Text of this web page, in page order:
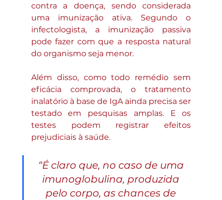
contra a doença, sendo considerada
uma imunização ativa. Segundo o
infectologista, a imunização passiva
pode fazer com que a resposta natural
do organismo seja menor.
Além disso, como todo remédio sem
eficácia comprovada, o tratamento
inalatório à base de IgA ainda precisa ser
testado em pesquisas amplas. E os
testes podem registrar efeitos
prejudiciais à saúde.
“É claro que, no caso de uma
imunoglobulina, produzida
pelo corpo, as chances de